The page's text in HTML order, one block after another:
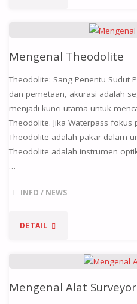
Mengenal Theodolite
Theodolite: Sang Penentu Sudut
dan pemetaan, akurasi adalah
menjadi kunci utama untuk
Theodolite. Jika Waterpass
Theodolite adalah pakar dalam
Theodolite adalah instrumen
…
INFO / NEWS
DETAIL
Mengenal Alat Surveyor